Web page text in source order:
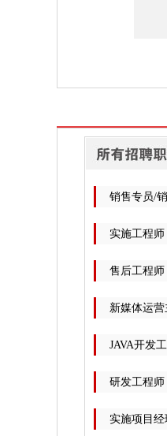
销售专员/
实施工程师
售后工程师
新媒体运营
JAVA开发
研发工程师
实施项目经